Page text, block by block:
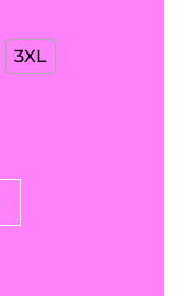
$22.000.
3XL